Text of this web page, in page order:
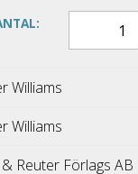
Williams
Williams
Reuter Förlags AB